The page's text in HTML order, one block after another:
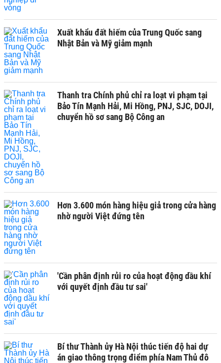
Xuất khẩu đất hiếm của Trung Quốc sang
Nhật Bản và Mỹ giảm mạnh
Thanh tra Chính phủ chỉ ra loạt vi phạm tại
Bảo Tín Mạnh Hải, Mi Hồng, PNJ, SJC, DOJI,
chuyển hồ sơ sang Bộ Công an
Hơn 3.600 món hàng hiệu giả trong cửa hàng
nhờ người Việt đứng tên
'Cần phân định rủi ro của hoạt động dầu khí
với quyết định đầu tư sai'
Bí thư Thành ủy Hà Nội thúc tiến độ hai dự
án giao thông trọng điểm phía Nam Thủ đô